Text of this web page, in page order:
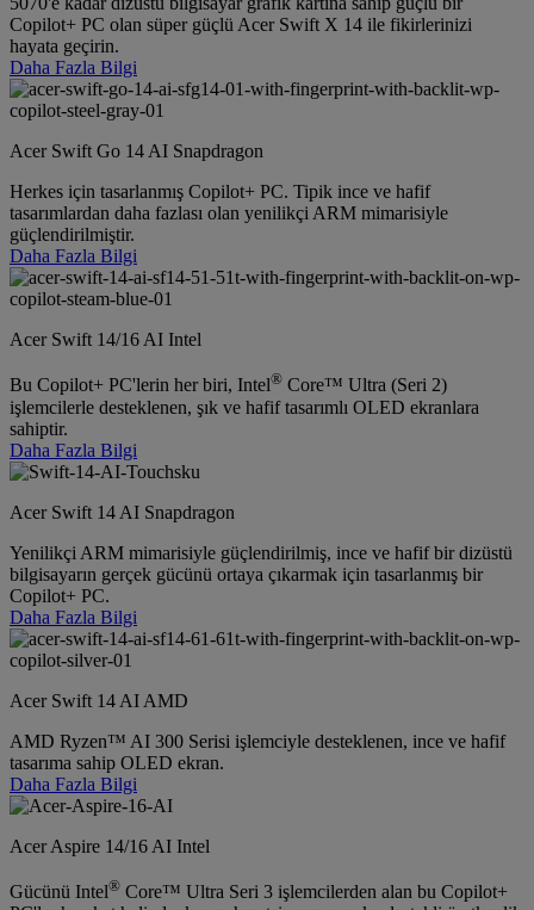
Copilot+ PC olan süper güçlü Acer Swift X 14 ile fikirlerinizi
hayata geçirin.
Daha Fazla Bilgi
Acer Swift Go 14 AI Snapdragon
Herkes için tasarlanmış Copilot+ PC. Tipik ince ve hafif
tasarımlardan daha fazlası olan yenilikçi ARM mimarisiyle
güçlendirilmiştir.
Daha Fazla Bilgi
Acer Swift 14/16 AI Intel
Bu Copilot+ PC'lerin her biri, Intel® Core™ Ultra (Seri 2)
işlemcilerle desteklenen, şık ve hafif tasarımlı OLED ekranlara
sahiptir.
Daha Fazla Bilgi
Acer Swift 14 AI Snapdragon
Yenilikçi ARM mimarisiyle güçlendirilmiş, ince ve hafif bir dizüstü
bilgisayarın gerçek gücünü ortaya çıkarmak için tasarlanmış bir
Copilot+ PC.
Daha Fazla Bilgi
Acer Swift 14 AI AMD
AMD Ryzen™ AI 300 Serisi işlemciyle desteklenen, ince ve hafif
tasarıma sahip OLED ekran.
Daha Fazla Bilgi
Acer Aspire 14/16 AI Intel
Gücünü Intel® Core™ Ultra Seri 3 işlemcilerden alan bu Copilot+